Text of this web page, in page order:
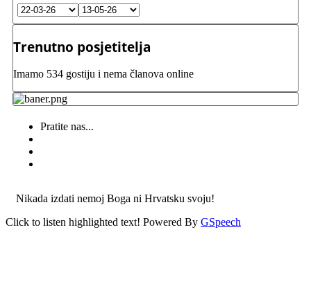
Trenutno posjetitelja
Imamo 534 gostiju i nema članova online
Pratite nas...
Nikada izdati nemoj Boga ni Hrvatsku svoju!
Click to listen highlighted text! Powered By GSpeech